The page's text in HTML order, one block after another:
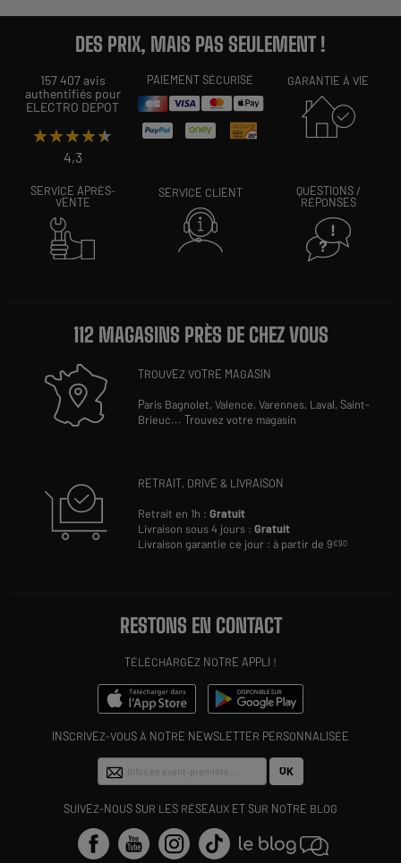
DES PRIX, MAIS PAS SEULEMENT !
157 407 avis
authentifiés pour
ELECTRO DEPOT
★★★★★
★★★★★
4,3
PAIEMENT SÉCURISÉ GARANTIE À VIE
SERVICE APRÈS-
VENTE
SERVICE CLIENT
QUESTIONS /
RÉPONSES
112 MAGASINS PRÈS DE CHEZ VOUS
TROUVEZ VOTRE MAGASIN
Paris Bagnolet,Valence,Varennes, Laval,Saint-
Brieuc...Trouvez votre magasin
RETRAIT, DRIVE & LIVRAISON
Retrait en 1h :Gratuit
Livraison sous 4 jours :Gratuit
Livraison garantie ce jour : à partir de 9€90
RESTONS EN CONTACT
TÉLÉCHARGEZ NOTRE APPLI !
INSCRIVEZ-VOUS À NOTRE NEWSLETTER PERSONNALISÉE
OK
SUIVEZ-NOUS SUR LES RÉSEAUX ET SUR NOTRE BLOG